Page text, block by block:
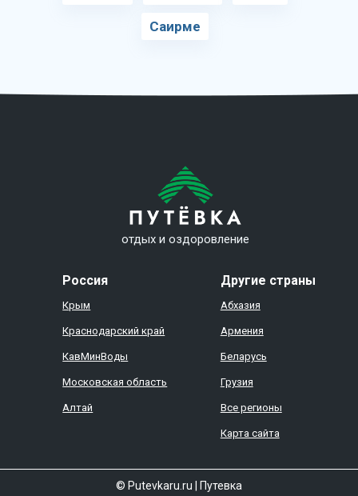
Саирме
отдых и оздоровление
Россия
Крым
Краснодарский край
КавМинВоды
Московская область
Алтай
Другие страны
Абхазия
Армения
Беларусь
Грузия
Все регионы
Карта сайта
© Putevkaru.ru Путевка